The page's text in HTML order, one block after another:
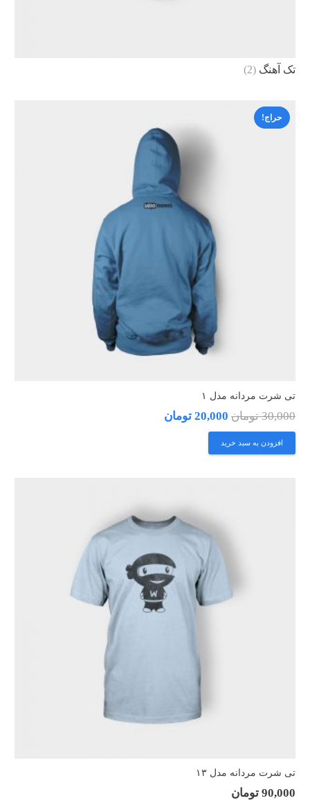
تک آهنگ (2)
حراج!
تی شرت مردانه مدل ۱
30,000 تومان 20,000 تومان
افزودن به سبد خرید
تی شرت مردانه مدل ۱۳
90,000 تومان